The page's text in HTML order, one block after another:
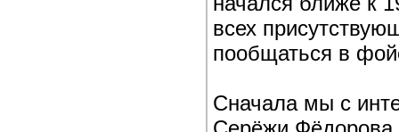
всех
пообщаться в
Сначала мы с